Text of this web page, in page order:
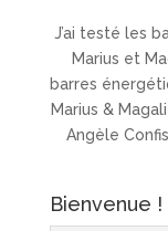
J’ai testé les
Marius et
barres
Marius &
Angèle
Bienvenue !